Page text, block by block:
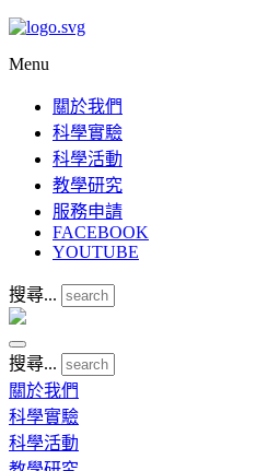
Menu
關於我們
科學實驗
科學活動
教學研究
服務申請
FACEBOOK
YOUTUBE
搜尋...
搜尋...
關於我們
科學實驗
科學活動